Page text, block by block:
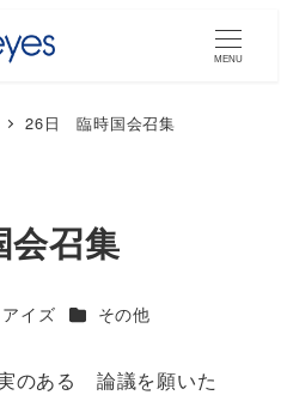
MENU
26日 臨時国会召集
召集
アイズ カテゴリー
その他
のある 論議を願いた